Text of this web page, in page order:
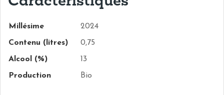
Millésime 2024
Contenu (litres) 0,75
Alcool (%) 13
Production Bio